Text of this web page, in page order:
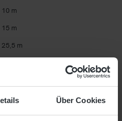
Über Cookies
10 m
15 m
25,5 m
25,5 m
m